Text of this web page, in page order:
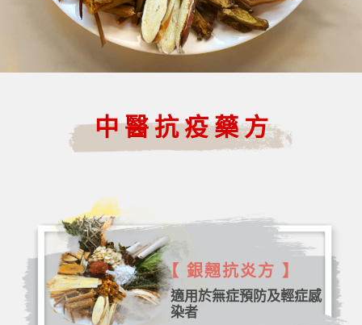
中醫抗疫藥方
【 銀翹抗炎方 】
適用於無症預防及輕症感
染者